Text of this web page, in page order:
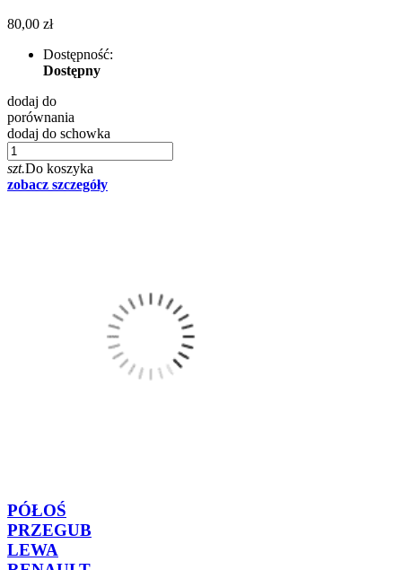
80,00 zł
Dostępność:
Dostępny
dodaj do
porównania
dodaj do schowka
szt.Do koszyka
zobacz szczegóły
PÓŁOŚ
PRZEGUB
LEWA